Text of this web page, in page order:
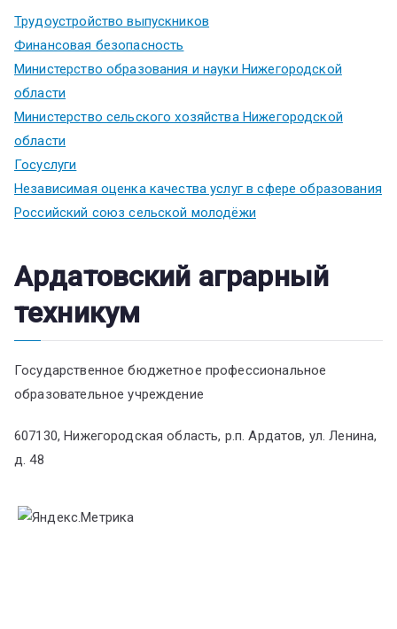
Трудоустройство выпускников
Финансовая безопасность
Министерство образования и науки Нижегородской
области
Министерство сельского хозяйства Нижегородской
области
Госуслуги
Независимая оценка качества услуг в сфере образования
Российский союз сельской молодёжи
Ардатовский аграрный
техникум
Государственное бюджетное профессиональное
образовательное учреждение
607130, Нижегородская область, р.п. Ардатов, ул. Ленина,
д. 48